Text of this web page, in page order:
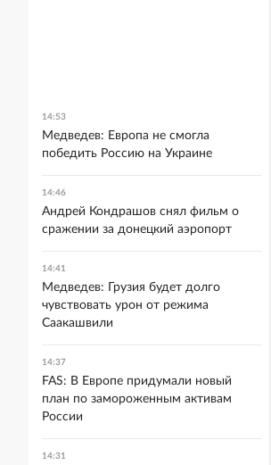
14:53
Медведев: Европа не смогла
победить Россию на Украине
14:46
Андрей Кондрашов снял фильм о
сражении за донецкий аэропорт
14:41
Медведев: Грузия будет долго
чувствовать урон от режима
Саакашвили
14:37
FAS: В Европе придумали новый
план по замороженным активам
России
14:31